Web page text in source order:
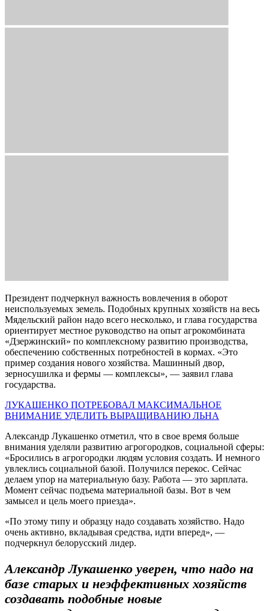
Президент подчеркнул важность вовлечения в оборот
неиспользуемых земель. Подобных крупных хозяйств на весь
Мядельский район надо всего несколько, и глава государства
ориентирует местное руководство на опыт агрокомбината
«Дзержинский» по комплексному развитию производства,
обеспечению собственных потребностей в кормах. «Это
пример создания нового хозяйства. Машинный двор,
зерносушилка и фермы — комплексы», — заявил глава
государства.
ЛУКАШЕНКО ПОТРЕБОВАЛ МАКСИМАЛЬНОЕ
ВНИМАНИЕ УДЕЛИТЬ ВЫРАЩИВАНИЮ ЛЬНА
Александр Лукашенко отметил, что в свое время больше
внимания уделяли развитию агрогородков, социальной сферы:
«Бросились в агрогородки людям условия создать. И немного
увлеклись социальной базой. Получился перекос. Сейчас
делаем упор на материальную базу. Работа — это зарплата.
Момент сейчас подъема материальной базы. Вот в чем
замысел и цель моего приезда».
«По этому типу и образцу надо создавать хозяйство. Надо
очень активно, вкладывая средства, идти вперед», —
подчеркнул белорусский лидер.
Александр Лукашенко уверен, что надо на
базе старых и неэффективных хозяйств
создавать подобные новые